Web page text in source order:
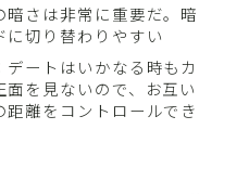
さは非常に重要だ。暗
に切り替わりやすい
ートはいかなる時もカ
を見ないので、お互い
離をコントロールでき